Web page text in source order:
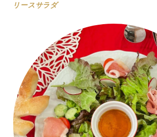
リースサラダ